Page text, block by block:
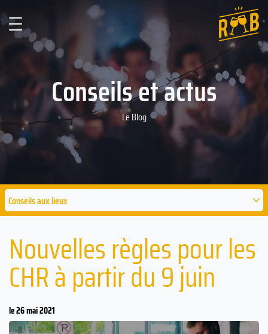
Conseils et actus
Le Blog
Conseils aux lieux
Nouvelles règles pour les
CHR à partir du 9 juin
le 26 mai 2021